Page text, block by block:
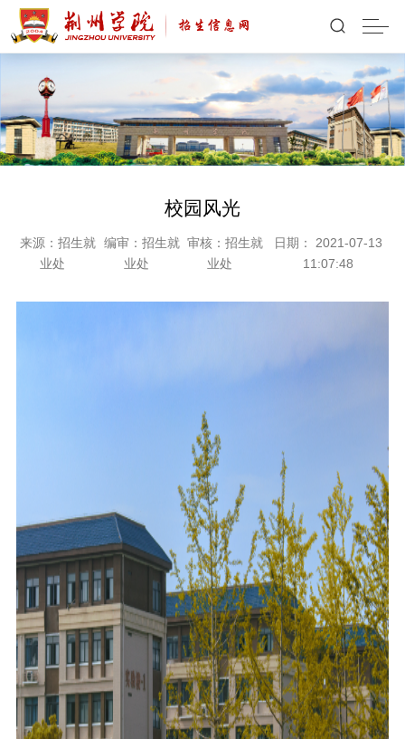
校园风光
来源：招生就
业处
编审：招生就
业处
审核：招生就
业处
日期： 2021-07-13
11:07:48